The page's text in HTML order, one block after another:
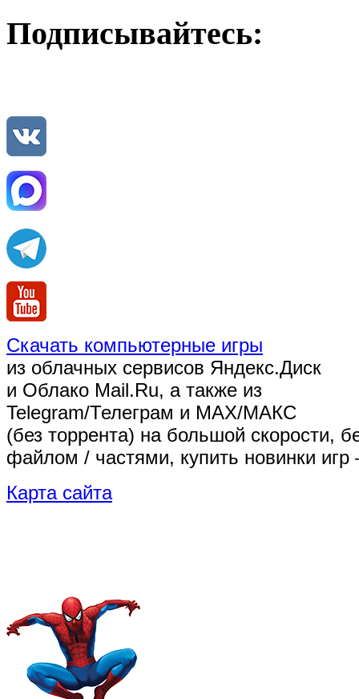
Подписывайтесь:
Скачать компьютерные игры
из облачных сервисов Яндекс.Диск
и Облако Mail.Ru, а также из
Telegram/Телеграм и MAX/МАКС
(без торрента) на большой скорости,
файлом / частями, купить новинки
Карта сайта